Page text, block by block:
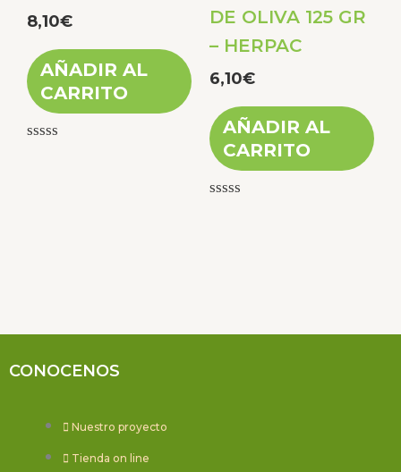
8,10€
AÑADIR AL
CARRITO
DE OLIVA 125 GR
– HERPAC
6,10€
AÑADIR AL
CARRITO
CONOCENOS
Nuestro proyecto
Tienda on line